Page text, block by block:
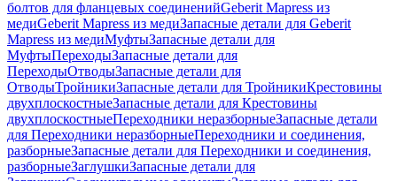
болтов для фланцевых соединенийGeberit Mapress из
медиGeberit Mapress из медиЗапасные детали для Geberit
Mapress из медиМуфтыЗапасные детали для
МуфтыПереходыЗапасные детали для
ПереходыОтводыЗапасные детали для
ОтводыТройникиЗапасные детали для ТройникиКрестовины
двухплоскостныеЗапасные детали для Крестовины
двухплоскостныеПереходники неразборныеЗапасные детали
для Переходники неразборныеПереходники и соединения,
разборныеЗапасные детали для Переходники и соединения,
разборныеЗаглушкиЗапасные детали для